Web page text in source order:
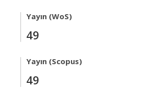
Yayın (WoS)
49
Yayın (Scopus)
49